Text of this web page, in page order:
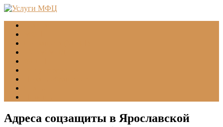
Адреса соцзащиты в Ярославской